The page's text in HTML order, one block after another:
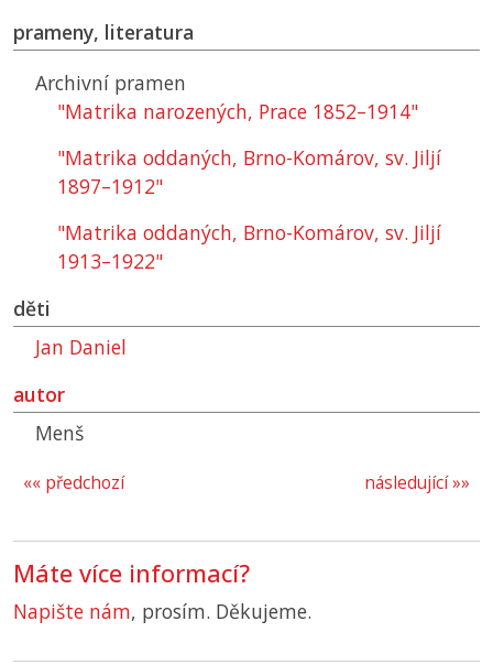
prameny, literatura
Archivní pramen
"Matrika narozených, Prace 1852–1914"
"Matrika oddaných, Brno-Komárov, sv. Jiljí
1897–1912"
"Matrika oddaných, Brno-Komárov, sv. Jiljí
1913–1922"
děti
Jan Daniel
autor
Menš
následující »»
«« předchozí
Máte více informací?
Napište nám, prosím. Děkujeme.